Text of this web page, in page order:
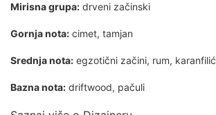
Mirisna grupa: drveni začinski
Gornja nota: cimet, tamjan
Srednja nota: egzotični začini, rum, karanfilić
Bazna nota: driftwood, pačuli